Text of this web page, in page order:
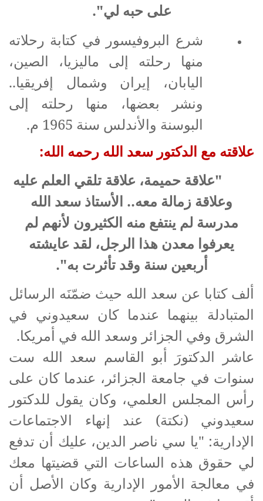
على حبه لي".
شرع البروفيسور في كتابة رحلاته
منها رحلته إلى ماليزيا، الصين،
اليابان، إيران وشمال إفريقيا..
ونشر بعضها، منها رحلته إلى
البوسنة والأندلس سنة 1965 م.
علاقته مع الدكتور سعد الله رحمه الله:
"علاقة حميمة، علاقة تلقي العلم عليه
وعلاقة زمالة معه.. الأستاذ سعد الله
مدرسة لم ينتفع منه الكثيرون لأنهم لم
يعرفوا معدن هذا الرجل، لقد عايشته
أربعين سنة وقد تأثرت به".
ألف كتابا عن سعد الله حيث ضمّنَه الرسائل
المتبادلة بينهما عندما كان سعيدوني في
الشرق وفي الجزائر وسعد الله في أمريكا.
عاشر الدكتورَ أبو القاسم سعد الله ست
سنوات في جامعة الجزائر، عندما كان على
رأس المجلس العلمي، وكان يقول للدكتور
سعيدوني (نكتة) عند إنهاء الاجتماعات
الإدارية: "يا سي ناصر الدين، عليك أن تدفع
لي حقوق هذه الساعات التي قضيتها معك
في معالجة الأمور الإدارية وكان الأصل أن